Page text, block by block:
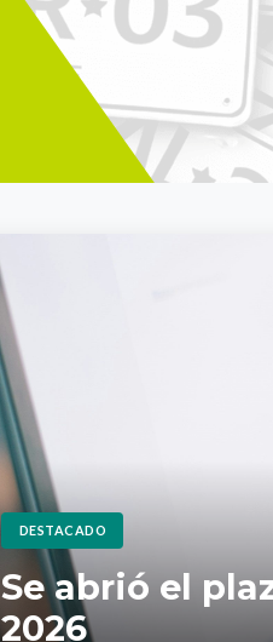
DESTACADO
Se abrió el
2026